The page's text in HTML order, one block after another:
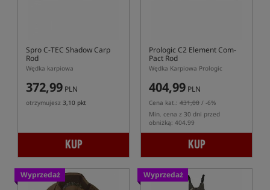
Spro C-TEC Shadow Carp
Rod
Wędka karpiowa
372,99 PLN
otrzymujesz 3,10 pkt
KUP
Prologic C2 Element Com-
Pact Rod
Wędka Karpiowa Prologic
404,99 PLN
Cena kat.: 431,00 / -6%
Min. cena z 30 dni przed
obniżką: 404.99
KUP
Wyprzedaż Wyprzedaż